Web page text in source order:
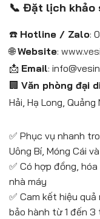
📞 Đặt lịch khảo
☎️ Hotline / Zalo:
🌐Website:
📩 Email:
🏢 Văn phòng đại
Hải, Hạ Long, Quảng
✅ Phục vụ nhanh
Uông Bí, Móng Cái
✅ Có hợp đồng,
nhà máy
✅ Cam kết hiệu
bảo hành từ 1 đến 3